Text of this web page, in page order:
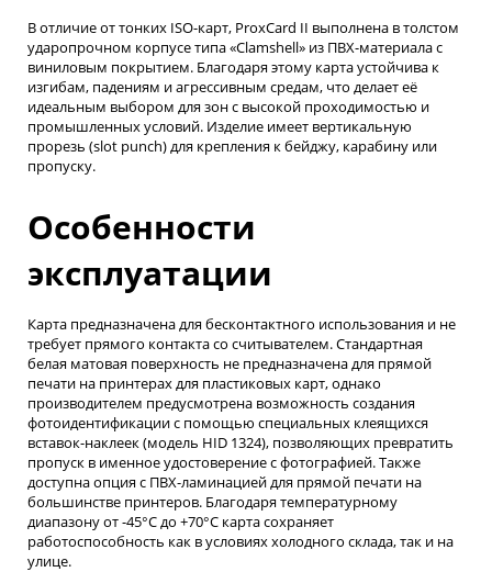
В отличие от тонких ISO-карт, ProxCard II выполнена в толстом
ударопрочном корпусе типа «Clamshell» из ПВХ-материала с
виниловым покрытием. Благодаря этому карта устойчива к
изгибам, падениям и агрессивным средам, что делает её
идеальным выбором для зон с высокой проходимостью и
промышленных условий. Изделие имеет вертикальную
прорезь (slot punch) для крепления к бейджу, карабину или
пропуску.
Особенности
эксплуатации
Карта предназначена для бесконтактного использования и не
требует прямого контакта со считывателем. Стандартная
белая матовая поверхность не предназначена для прямой
печати на принтерах для пластиковых карт, однако
производителем предусмотрена возможность создания
фотоидентификации с помощью специальных клеящихся
вставок-наклеек (модель HID 1324), позволяющих превратить
пропуск в именное удостоверение с фотографией. Также
доступна опция с ПВХ-ламинацией для прямой печати на
большинстве принтеров. Благодаря температурному
диапазону от -45°C до +70°C карта сохраняет
работоспособность как в условиях холодного склада, так и на
улице.